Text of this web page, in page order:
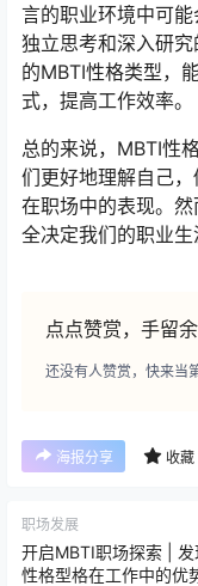
言的职业环境中可
独立思考和深入研
的MBTI性格类型，
式，提高工作效率。
总的来说，MBTI性
们更好地理解自己
在职场中的表现。
全决定我们的职业生
点点赞赏，手留
还没有人赞赏，快来当
海报分享 收藏
职场发展
开启MBTI职场探索 | 发
性格型格在工作中的优